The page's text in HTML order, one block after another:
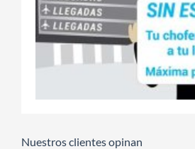
Nuestros clientes opinan